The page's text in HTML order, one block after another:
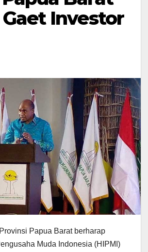
Investor
Papua Barat berharap
Muda Indonesia (HIPMI)